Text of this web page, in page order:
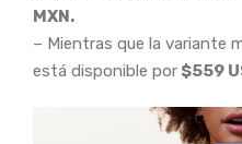
MXN.
– Mientras que la variante
está disponible por$559